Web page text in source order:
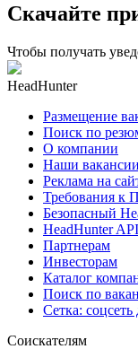
Скачайте
Чтобы получать
HeadHunter
Размещение
Поиск по
О компании
Наши вакансии
Реклама на
Требования к
Безопасный
HeadHunter API
Партнерам
Инвесторам
Каталог
Поиск по
Сетка: соцсеть
Соискателям